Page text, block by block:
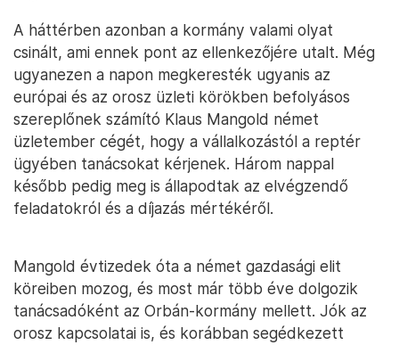
A háttérben azonban a kormány valami olyat
csinált, ami ennek pont az ellenkezőjére utalt. Még
ugyanezen a napon megkeresték ugyanis az
európai és az orosz üzleti körökben befolyásos
szereplőnek számító Klaus Mangold német
üzletember cégét, hogy a vállalkozástól a reptér
ügyében tanácsokat kérjenek. Három nappal
később pedig meg is állapodtak az elvégzendő
feladatokról és a díjazás mértékéről.
Mangold évtizedek óta a német gazdasági elit
köreiben mozog, és most már több éve dolgozik
tanácsadóként az Orbán-kormány mellett. Jók az
orosz kapcsolatai is, és korábban segédkezett